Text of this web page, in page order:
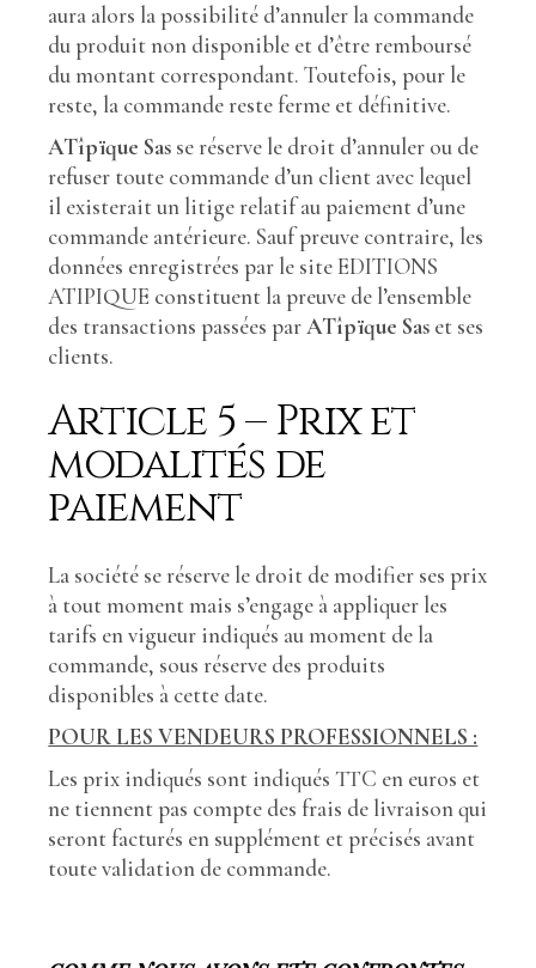
aura alors la possibilité d’annuler la commande
du produit non disponible et d’être remboursé
du montant correspondant. Toutefois, pour le
reste, la commande reste ferme et définitive.
ATîpïque Sas se réserve le droit d’annuler ou de
refuser toute commande d’un client avec lequel
il existerait un litige relatif au paiement d’une
commande antérieure. Sauf preuve contraire, les
données enregistrées par le site EDITIONS
ATIPIQUE constituent la preuve de l’ensemble
des transactions passées parATîpïque Sas et ses
clients.
Article 5 – Prix et
modalités de
paiement
La société se réserve le droit de modifier ses prix
à tout moment mais s’engage à appliquer les
tarifs en vigueur indiqués au moment de la
commande, sous réserve des produits
disponibles à cette date.
POUR LES VENDEURS PROFESSIONNELS :
Les prix indiqués sont indiqués TTC en euros et
ne tiennent pas compte des frais de livraison qui
seront facturés en supplément et précisés avant
toute validation de commande.